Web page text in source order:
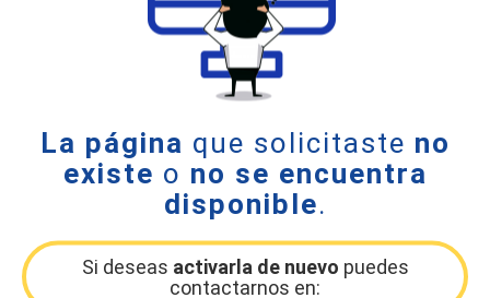
La página que solicitaste no
existe o no se encuentra
disponible.
Si deseas activarla de nuevo puedes
contactarnos en: